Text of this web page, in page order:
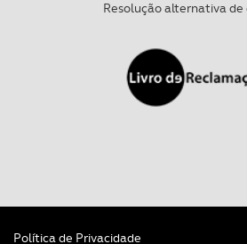
Resolução alternativa
Política de Privacidade